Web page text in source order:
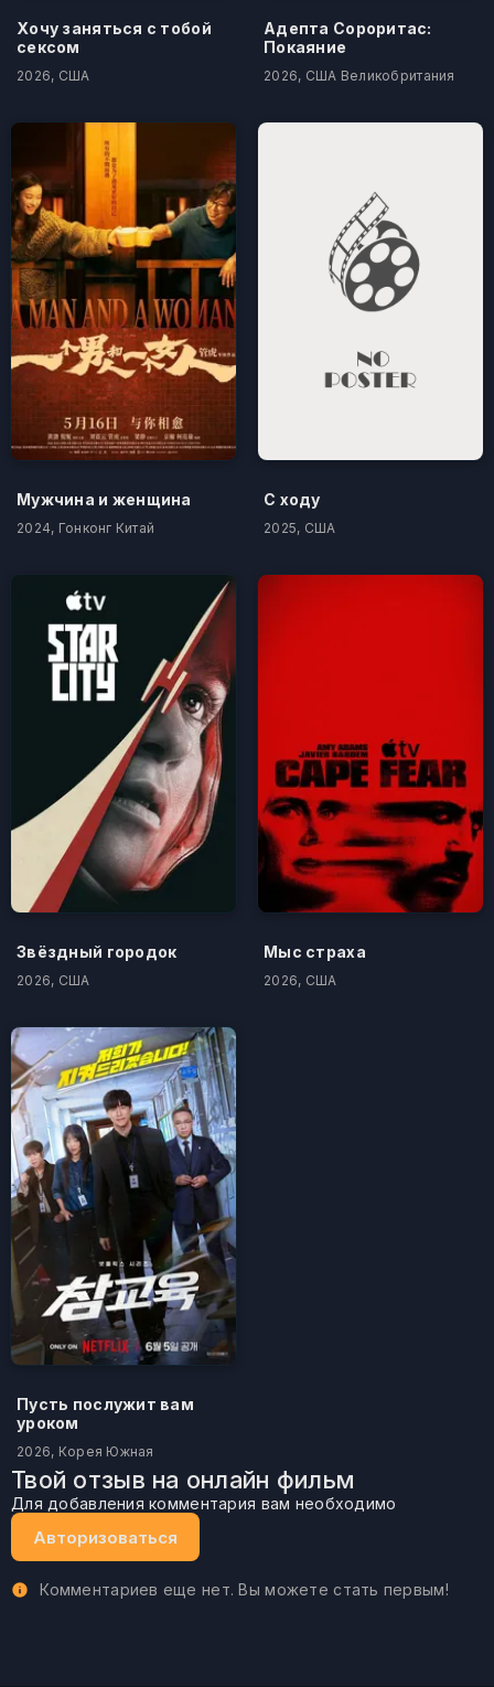
Хочу заняться с тобой
сексом
2026, США
Адепта Сороритас:
Покаяние
2026, США Великобритания
Мужчина и женщина
2024, Гонконг Китай
С ходу
2025, США
Звёздный городок
2026, США
Мыс страха
2026, США
Пусть послужит вам
уроком
2026, Корея Южная
Твой отзыв на онлайн фильм
Для добавления комментария вам необходимо
Авторизоваться
Комментариев еще нет. Вы можете стать первым!